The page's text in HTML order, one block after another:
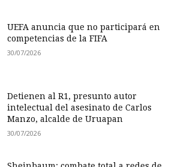
UEFA anuncia que no participará en
competencias de la FIFA
30/07/2026
Detienen al R1, presunto autor
intelectual del asesinato de Carlos
Manzo, alcalde de Uruapan
30/07/2026